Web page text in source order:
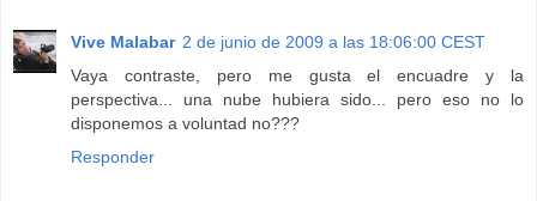
Vive Malabar 2 de junio de 2009 a las 18:06:00 CEST
Vaya contraste, pero me gusta el encuadre y la
perspectiva... una nube hubiera sido... pero eso no lo
disponemos a voluntad no???
Responder